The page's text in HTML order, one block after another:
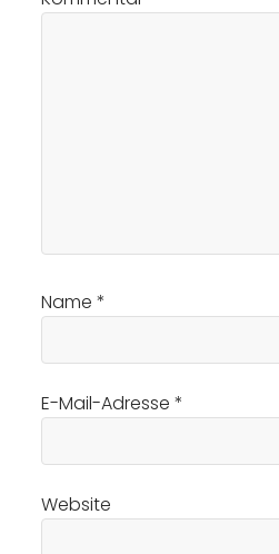
Name*
E-Mail-Adresse*
Website